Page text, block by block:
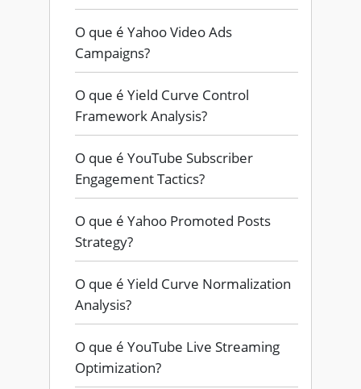
O que é Yahoo Video Ads
Campaigns?
O que é Yield Curve Control
Framework Analysis?
O que é YouTube Subscriber
Engagement Tactics?
O que é Yahoo Promoted Posts
Strategy?
O que é Yield Curve Normalization
Analysis?
O que é YouTube Live Streaming
Optimization?